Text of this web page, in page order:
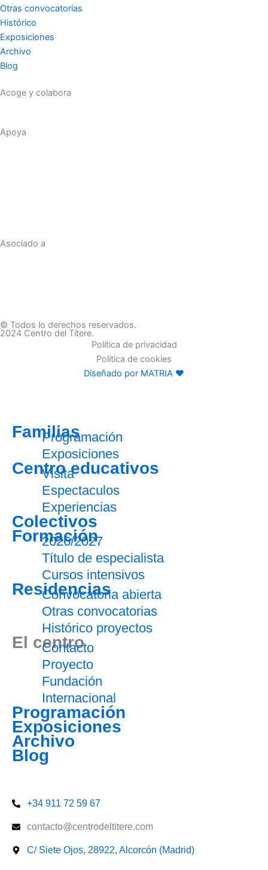
Otras convocatorias
Histórico
Exposiciones
Archivo
Blog
Acoge y colabora
Apoya
Asociado a
© Todos lo derechos reservados.
2024 Centro del Títere.
Política de privacidad
Política de cookies
Diseñado por MATRIA ♥
Familias
Programación
Exposiciones
Centro educativos
Visita
Espectaculos
Experiencias
Colectivos
Formación
2026/2027
Título de especialista
Cursos intensivos
Residencias
Convocatoria abierta
Otras convocatorias
Histórico proyectos
El centro
Contacto
Proyecto
Fundación
Internacional
Programación
Exposiciones
Archivo
Blog
+34 911 72 59 67
contacto@centrodeltitere.com
C/ Siete Ojos, 28922, Alcorcón (Madrid)